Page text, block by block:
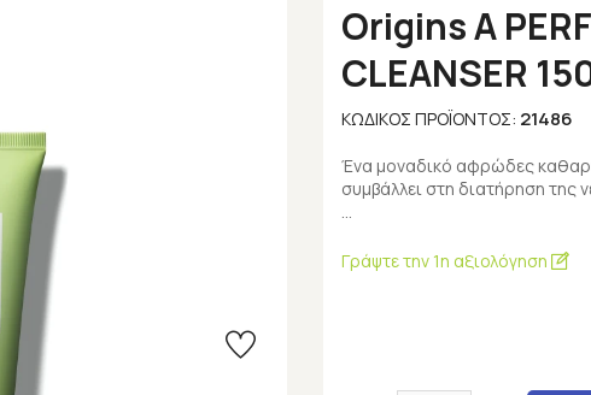
Origins A
CLEANSER
ΚΩΔΙΚΌΣ ΠΡΟΪΌΝΤΟΣ: 21486
Ένα μοναδικό αφρώδες
συμβάλλει στη διατήρηση της
…
Γράψτε την 1η αξιολόγηση